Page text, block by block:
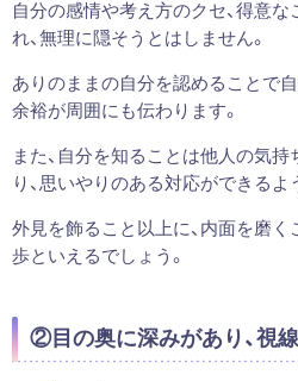
自分の感情や考え方のクセ、得意
れ、無理に隠そうとはしません。
ありのままの自分を認めることで
余裕が周囲にも伝わります。
また、自分を知ることは他人の気
り、思いやりのある対応ができるよ
外見を飾ること以上に、内面を磨
歩といえるでしょう。
②目の奥に深みがあり、視